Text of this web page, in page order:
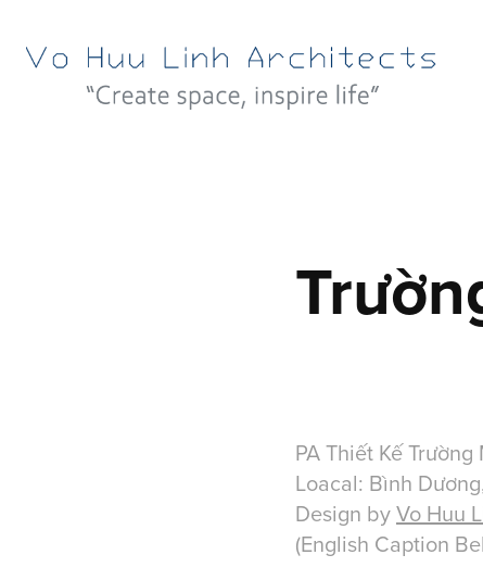
PA Thiết Kế
Loacal: Bình
Design byVo Huu
(English Caption